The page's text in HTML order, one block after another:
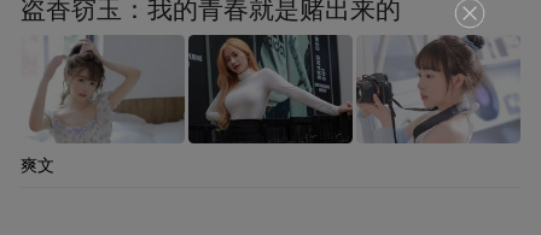
盗香窃玉：我的青春就是赌出来的
爽文